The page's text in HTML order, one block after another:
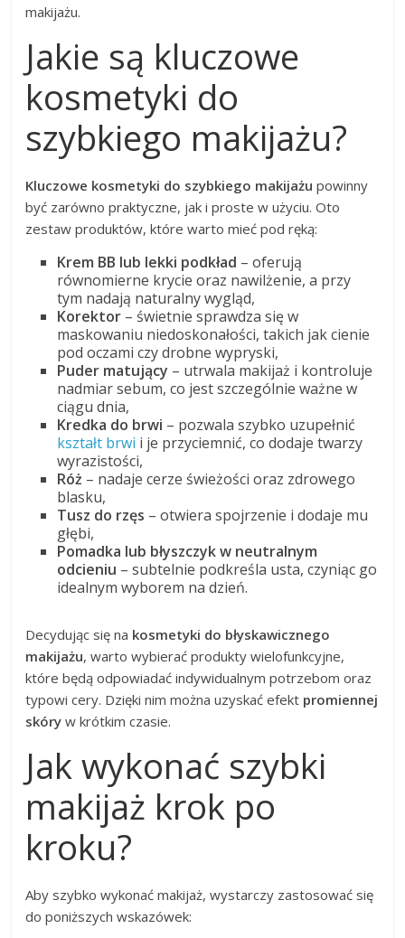
makijażu.
Jakie są kluczowe
kosmetyki do
szybkiego makijażu?
Kluczowe kosmetyki do szybkiego makijażu powinny
być zarówno praktyczne, jak i proste w użyciu. Oto
zestaw produktów, które warto mieć pod ręką:
Krem BB lub lekki podkład – oferują
równomierne krycie oraz nawilżenie, a przy
tym nadają naturalny wygląd,
Korektor – świetnie sprawdza się w
maskowaniu niedoskonałości, takich jak cienie
pod oczami czy drobne wypryski,
Puder matujący – utrwala makijaż i kontroluje
nadmiar sebum, co jest szczególnie ważne w
ciągu dnia,
Kredka do brwi – pozwala szybko uzupełnić
kształt brwi i je przyciemnić, co dodaje twarzy
wyrazistości,
Róż – nadaje cerze świeżości oraz zdrowego
blasku,
Tusz do rzęs – otwiera spojrzenie i dodaje mu
głębi,
Pomadka lub błyszczyk w neutralnym
odcieniu – subtelnie podkreśla usta, czyniąc go
idealnym wyborem na dzień.
Decydując się na kosmetyki do błyskawicznego
makijażu, warto wybierać produkty wielofunkcyjne,
które będą odpowiadać indywidualnym potrzebom oraz
typowi cery. Dzięki nim można uzyskać efekt promiennej
skóry w krótkim czasie.
Jak wykonać szybki
makijaż krok po
kroku?
Aby szybko wykonać makijaż, wystarczy zastosować się
do poniższych wskazówek: